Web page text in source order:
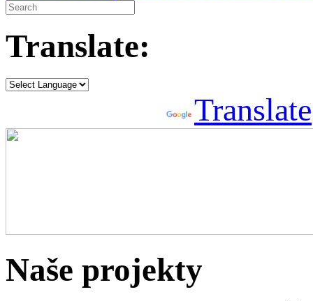
Translate:
Translate
Naše projekty